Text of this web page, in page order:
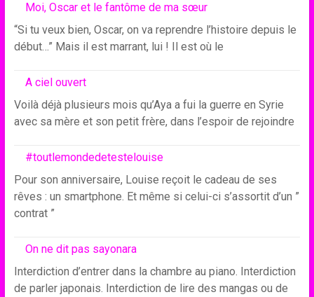
Moi, Oscar et le fantôme de ma sœur
“Si tu veux bien, Oscar, on va reprendre l’histoire depuis le
début…” Mais il est marrant, lui ! Il est où le
A ciel ouvert
Voilà déjà plusieurs mois qu’Aya a fui la guerre en Syrie
avec sa mère et son petit frère, dans l’espoir de rejoindre
#toutlemondedetestelouise
Pour son anniversaire, Louise reçoit le cadeau de ses
rêves : un smartphone. Et même si celui-ci s’assortit d’un ”
contrat ”
On ne dit pas sayonara
Interdiction d’entrer dans la chambre au piano. Interdiction
de parler japonais. Interdiction de lire des mangas ou de